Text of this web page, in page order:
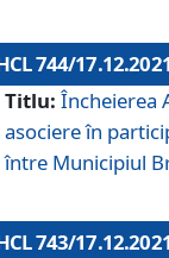
744/17.12.2021
Titlu: Încheierea
asociere în
între Municipiul
743/17.12.2021